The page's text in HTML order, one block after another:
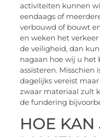
activiteiten kunnen
eendaags of
verbouwd of bouwt
en weken het
de veiligheid, dan
nagaan hoe wij u het
assisteren. Misschien
dagelijks vereist
zwaar materiaal zult
de fundering
HOE KAN